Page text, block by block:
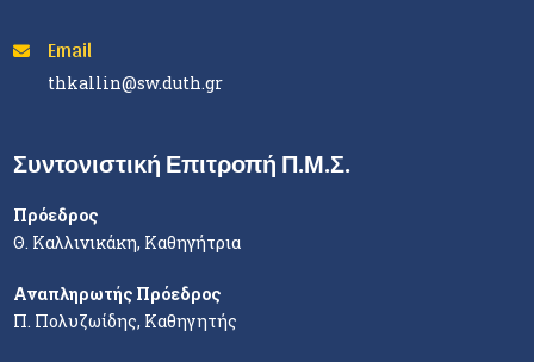
Email
thkallin@sw.duth.gr
Συντονιστική Επιτροπή Π.Μ.Σ.
Πρόεδρος
Θ. Καλλινικάκη, Καθηγήτρια
Αναπληρωτής Πρόεδρος
Π. Πολυζωίδης, Καθηγητής